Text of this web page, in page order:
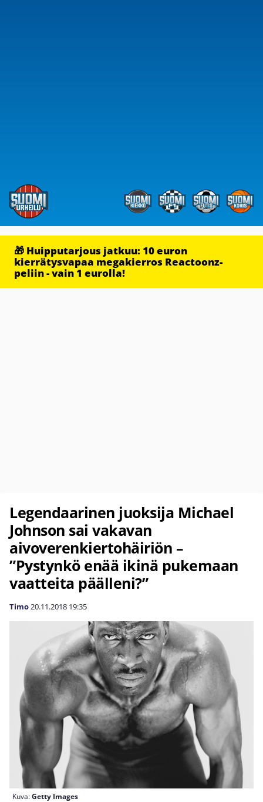
🎁 Huipputarjous jatkuu: 10 euron
kierrätysvapaa megakierros Reactoonz-
peliin - vain 1 eurolla!
Legendaarinen juoksija Michael
Johnson sai vakavan
aivoverenkiertohäiriön –
”Pystynkö enää ikinä pukemaan
vaatteita päälleni?”
Timo20.11.2018 19:35
Kuva:Getty Images